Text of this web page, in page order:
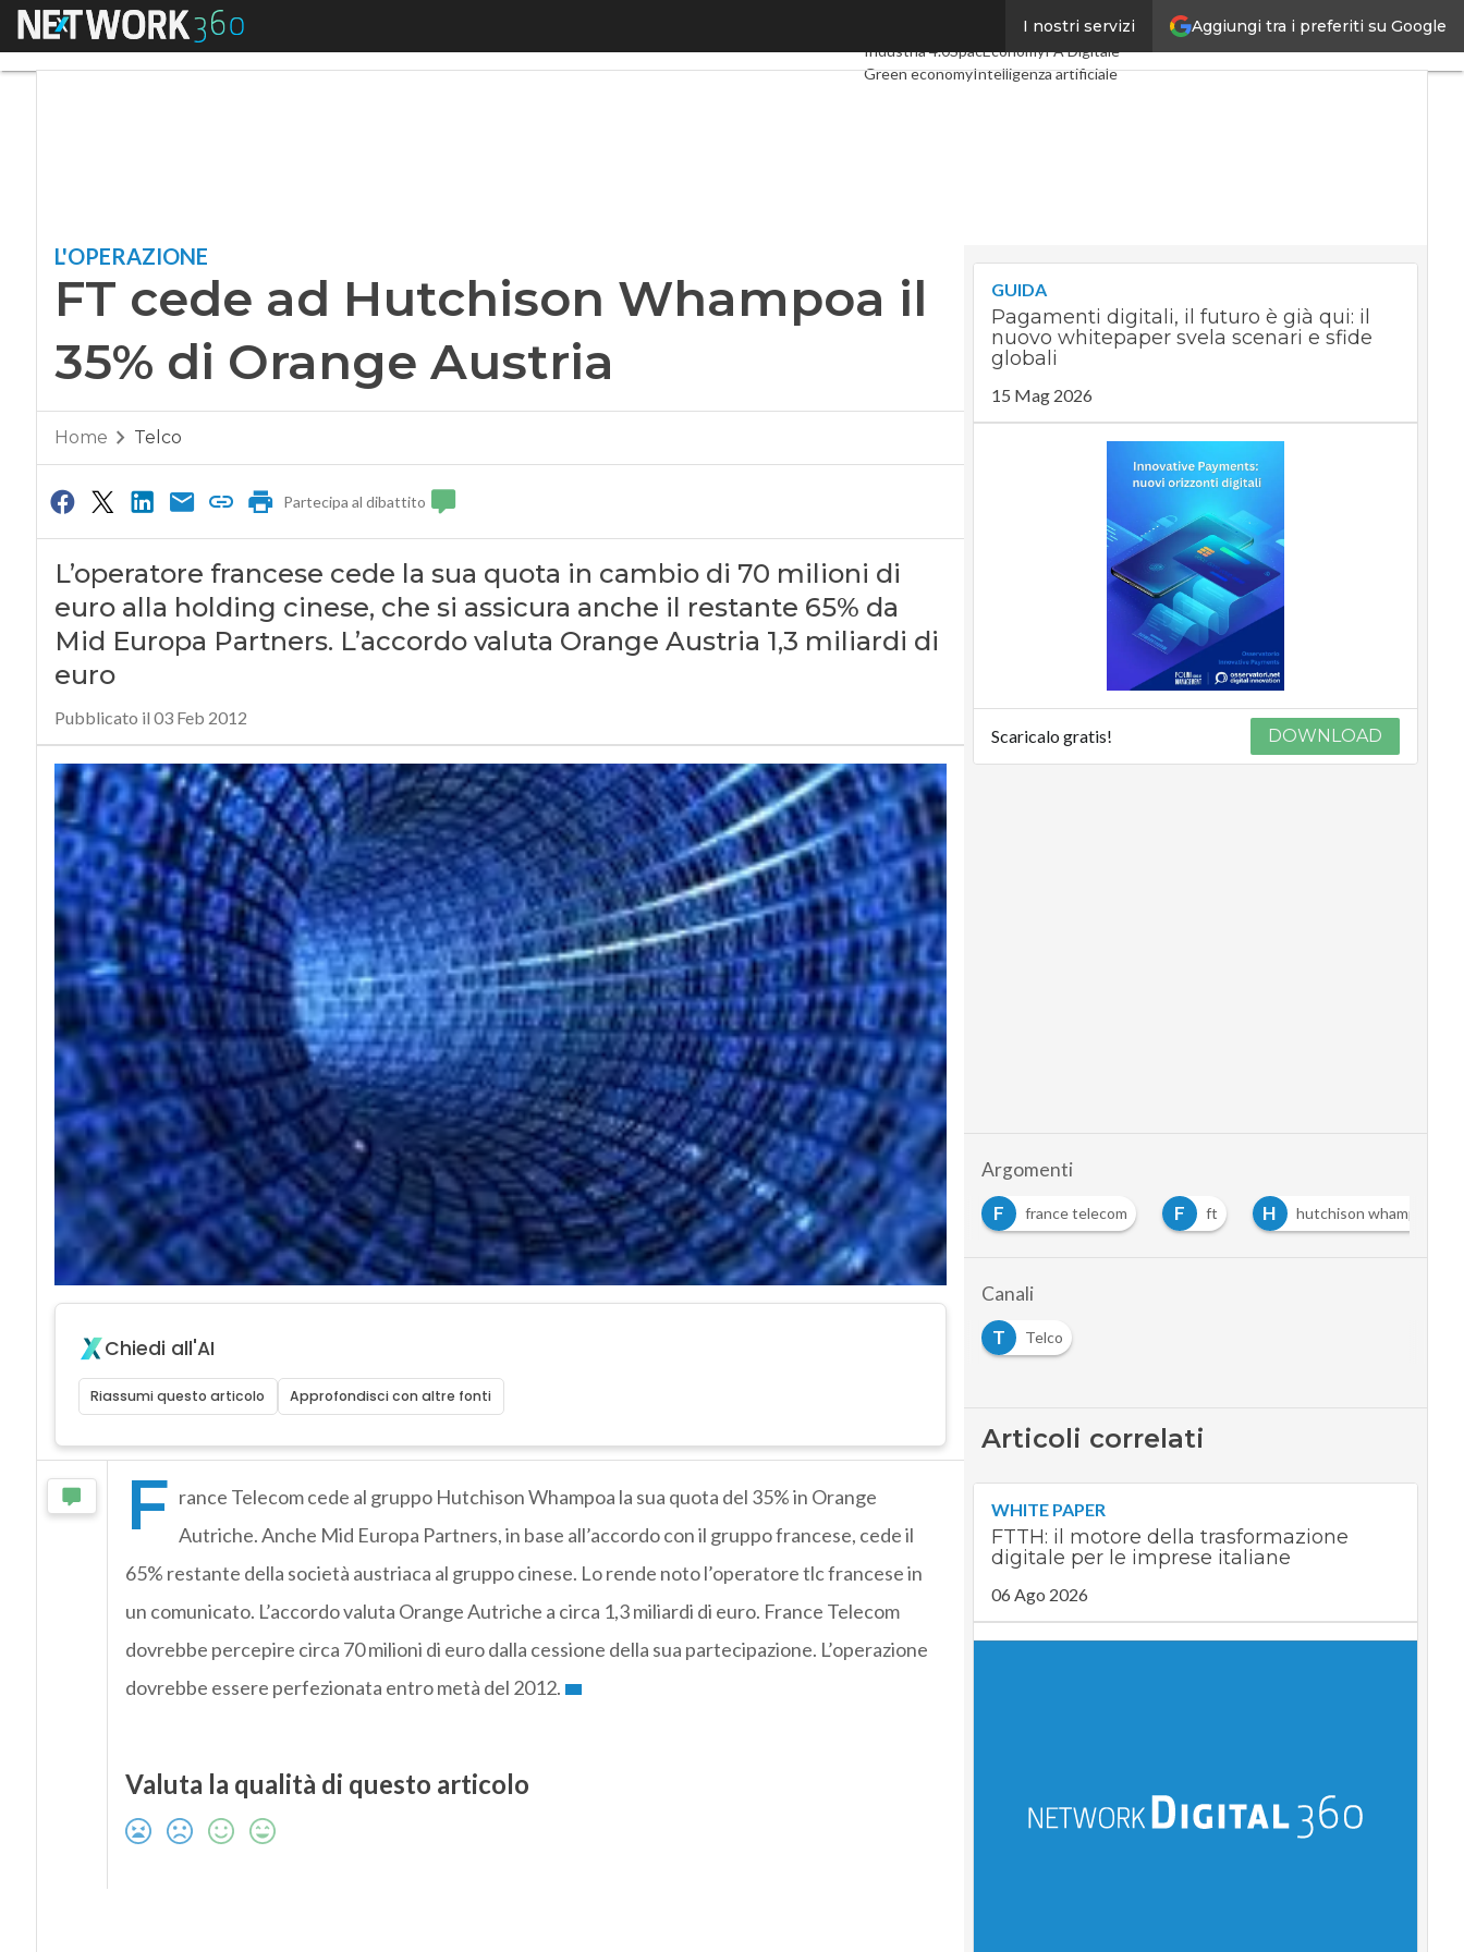
Aggiungi tra i preferiti su Google
I nostri servizi
Menu Digital EconomyTelco
Industria 4.0SpacEconomyPA Digitale
Green economyIntelligenza artificiale
L'OPERAZIONE
FT cede ad Hutchison Whampoa il
35% di Orange Austria
Home Telco
Partecipa al dibattito
L’operatore francese cede la sua quota in cambio di 70 milioni di
euro alla holding cinese, che si assicura anche il restante 65% da
Mid Europa Partners. L’accordo valuta Orange Austria 1,3 miliardi di
euro
Pubblicato il 03 Feb 2012
Chiedi all'AI
Riassumi questo articolo Approfondisci con altre fonti
F rance Telecom cede al gruppo Hutchison Whampoa la sua quota del 35% in Orange
Autriche. Anche Mid Europa Partners, in base all’accordo con il gruppo francese, cede il
65% restante della società austriaca al gruppo cinese. Lo rende noto l’operatore tlc francese in
un comunicato. L’accordo valuta Orange Autriche a circa 1,3 miliardi di euro. France Telecom
dovrebbe percepire circa 70 milioni di euro dalla cessione della sua partecipazione. L’operazione
dovrebbe essere perfezionata entro metà del 2012.
Valuta la qualità di questo articolo
GUIDA
Pagamenti digitali, il futuro è già qui: il
nuovo whitepaper svela scenari e sfide
globali
15 Mag 2026
Scaricalo gratis! DOWNLOAD
Argomenti
A
austria F france telecom F ft H hutchison whampoa
Canali
T
Telco
Articoli correlati
WHITE PAPER
FTTH: il motore della trasformazione
digitale per le imprese italiane
06 Ago 2026